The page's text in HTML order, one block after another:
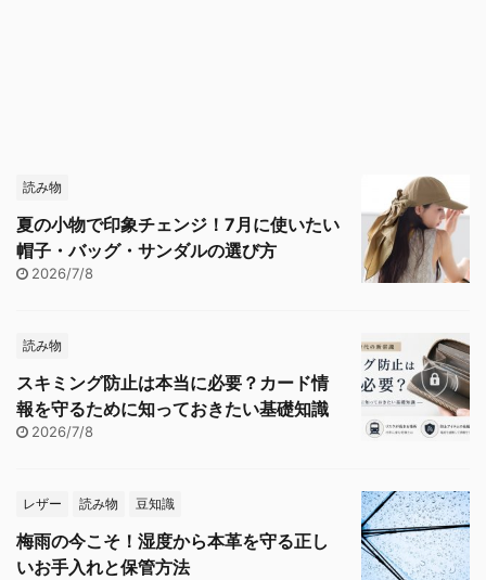
読み物
夏の小物で印象チェンジ！7月に使いたい
帽子・バッグ・サンダルの選び方
2026/7/8
読み物
スキミング防止は本当に必要？カード情
報を守るために知っておきたい基礎知識
2026/7/8
レザー 読み物 豆知識
梅雨の今こそ！湿度から本革を守る正し
いお手入れと保管方法